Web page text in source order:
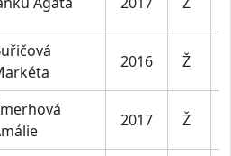
2016 Ž
2017 Ž